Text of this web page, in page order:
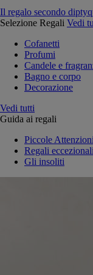
Il regalo secondo
Selezione Regali Vedi
Cofanetti
Profumi
Candele e
Bagno e corpo
Decorazione
Vedi tutti
Guida ai regali
Piccole Attenzioni
Regali eccezionali
Gli insoliti